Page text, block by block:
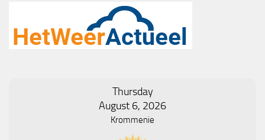
Thursday
August 6, 2026
Krommenie